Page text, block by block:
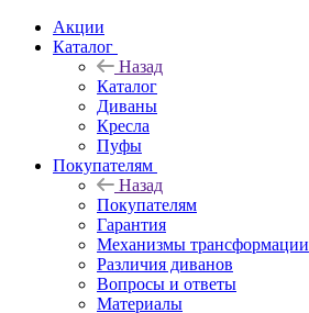
Акции
Каталог
Назад
Каталог
Диваны
Кресла
Пуфы
Покупателям
Назад
Покупателям
Гарантия
Механизмы трансформации
Различия диванов
Вопросы и ответы
Материалы